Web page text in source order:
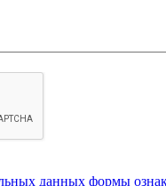
данных формы